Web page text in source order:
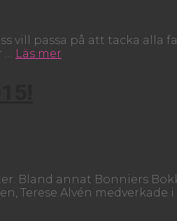
vill passa på att tacka
… Läs mer
Bland annat Bonniers
Terese Alvén medverkade